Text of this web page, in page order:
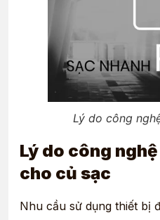
Lý do công
Lý do công
cho củ sạc
Nhu cầu sử dụng thiết bị